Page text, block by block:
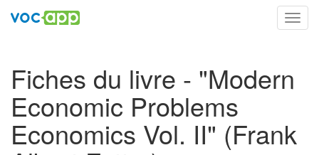
Fiches du livre - "Modern
Economic Problems
Economics Vol. II" (Frank